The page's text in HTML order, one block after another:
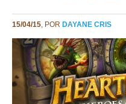
15/04/15, POR DAYANE CRIS